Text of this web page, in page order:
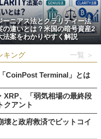
ーニアス法とクラリティー法
の違いとは？米国の暗号資産2
法案をわかりやすく解説
キング 一覧 ＞
CoinPost Terminal」とは
XRP、「弱気相場の最終段
クアント
壊と政府救済でビットコイ